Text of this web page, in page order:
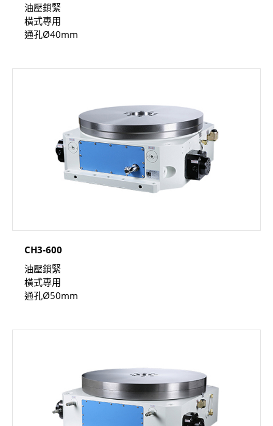
油壓鎖緊
橫式專用
通孔Ø40mm
CH3-600
油壓鎖緊
橫式專用
通孔Ø50mm